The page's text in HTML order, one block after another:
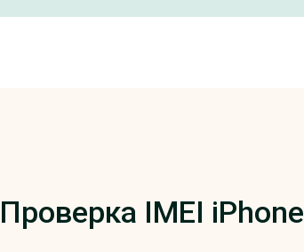
Проверка IMEI iPhone